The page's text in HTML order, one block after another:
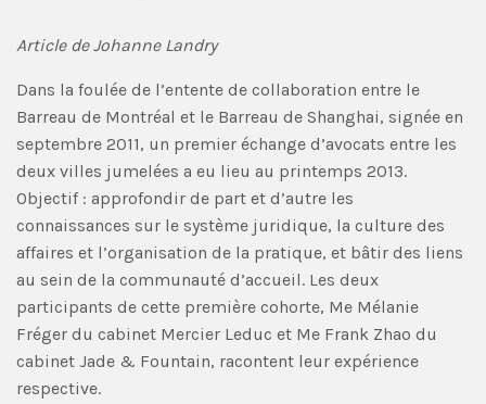
Article de Johanne Landry
Dans la foulée de l’entente de collaboration entre le
Barreau de Montréal et le Barreau de Shanghai, signée en
septembre 2011, un premier échange d’avocats entre les
deux villes jumelées a eu lieu au printemps 2013.
Objectif : approfondir de part et d’autre les
connaissances sur le système juridique, la culture des
affaires et l’organisation de la pratique, et bâtir des liens
au sein de la communauté d’accueil. Les deux
participants de cette première cohorte, Me Mélanie
Fréger du cabinet Mercier Leduc et Me Frank Zhao du
cabinet Jade & Fountain, racontent leur expérience
respective.